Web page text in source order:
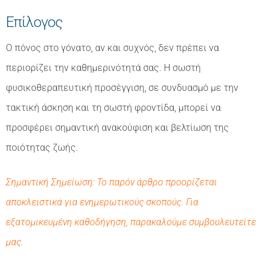
Επίλογος
Ο πόνος στο γόνατο, αν και συχνός, δεν πρέπει να
περιορίζει την καθημερινότητά σας. Η σωστή
φυσικοθεραπευτική προσέγγιση, σε συνδυασμό με την
τακτική άσκηση και τη σωστή φροντίδα, μπορεί να
προσφέρει σημαντική ανακούφιση και βελτίωση της
ποιότητας ζωής.
Σημαντική Σημείωση: Το παρόν άρθρο προορίζεται
αποκλειστικά για ενημερωτικούς σκοπούς. Για
εξατομικευμένη καθοδήγηση, παρακαλούμε συμβουλευτείτε
μας.